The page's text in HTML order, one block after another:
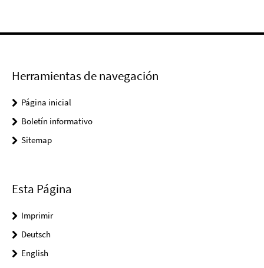
Herramientas de navegación
Página inicial
Boletín informativo
Sitemap
Esta Página
Imprimir
Deutsch
English